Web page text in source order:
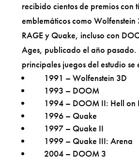
recibido cientos de premios con
emblemáticos como
RAGE y Quake, incluso con
Ages, publicado el año pasado.
principales juegos del estudio se
1991 – Wolfenstein 3D
1993 – DOOM
1994 – DOOM II: Hell on
1996 – Quake
1997 – Quake II
1999 – Quake III: Arena
2004 – DOOM 3